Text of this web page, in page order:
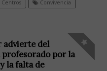
Centros
Convivencia
advierte del
por la
la falta de